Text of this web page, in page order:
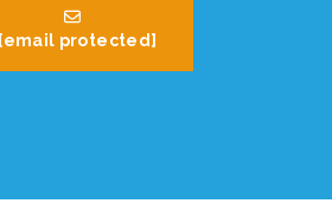
[email protected]